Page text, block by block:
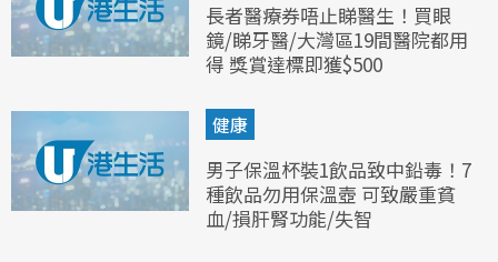
長者醫療券唔止睇醫生！買眼
鏡/睇牙醫/大灣區19間醫院都用
得 獎賞達標即獲$500
健康
男子保溫杯裝1飲品致中鉛毒！7
種飲品勿用保溫壺 可致嚴重貧
血/損肝腎功能/失智